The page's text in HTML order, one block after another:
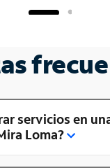
servicios en
Loma?